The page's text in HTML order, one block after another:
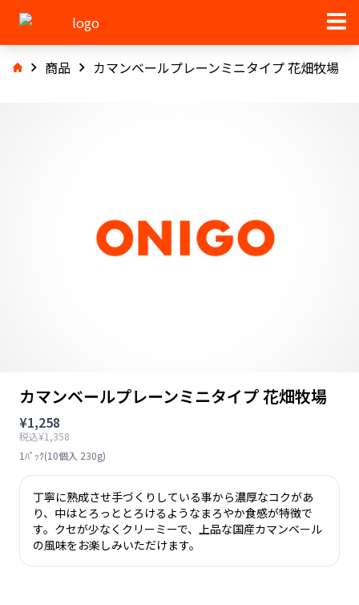
商品 カマンベールプレーンミニタイプ 花畑牧場
カマンベールプレーンミニタイプ 花畑牧場
¥1,258
税込¥1,358
1ﾊﾟｯｸ(10個入 230g)
丁寧に熟成させ手づくりしている事から濃厚なコクがあ
り、中はとろっととろけるようなまろやか食感が特徴で
す。クセが少なくクリーミーで、上品な国産カマンベール
の風味をお楽しみいただけます。